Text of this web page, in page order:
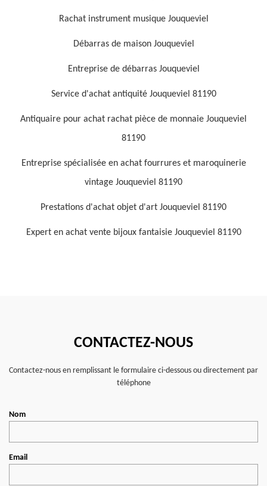
Rachat instrument musique Jouqueviel
Débarras de maison Jouqueviel
Entreprise de débarras Jouqueviel
Service d'achat antiquité Jouqueviel 81190
Antiquaire pour achat rachat pièce de monnaie Jouqueviel
81190
Entreprise spécialisée en achat fourrures et maroquinerie
vintage Jouqueviel 81190
Prestations d'achat objet d'art Jouqueviel 81190
Expert en achat vente bijoux fantaisie Jouqueviel 81190
CONTACTEZ-NOUS
Contactez-nous en remplissant le formulaire ci-dessous ou directement par
téléphone
Nom
Email